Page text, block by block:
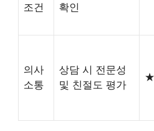
조건
확인
의사
소통
상담 시 전문성
및 친절도 평가